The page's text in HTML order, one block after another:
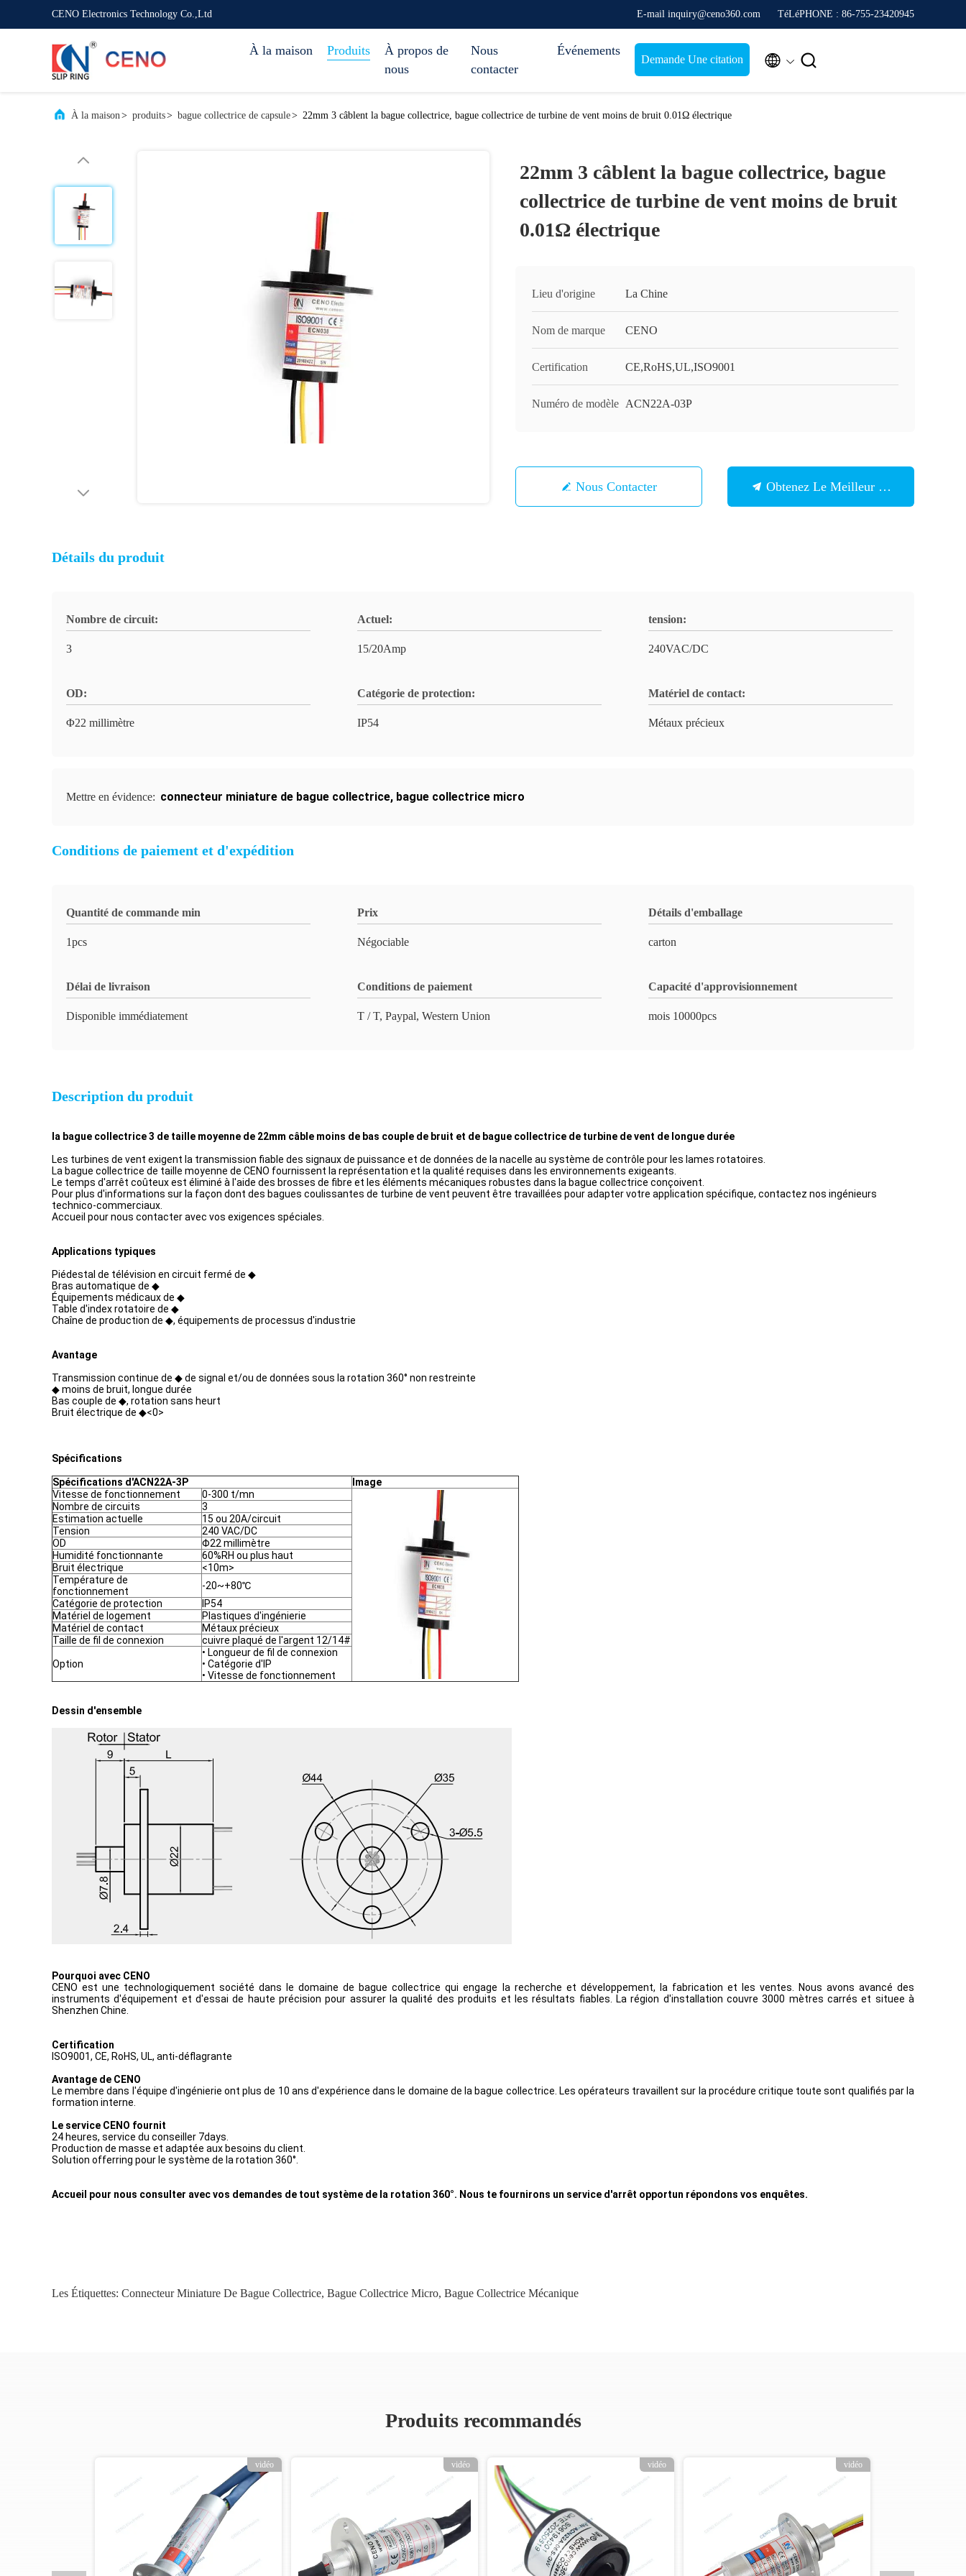
CENO Electronics Technology Co.,Ltd E-mail inquiry@ceno360.com TéLéPHONE : 86-755-23420945
À la maison Produits
À propos de
nous
Nous
contacter
Événements
Demande Une citation  
À la maison> produits> bague collectrice de capsule> 22mm 3 câblent la bague collectrice, bague collectrice de turbine de vent moins de bruit 0.01Ω électrique
22mm 3 câblent la bague collectrice, bague
collectrice de turbine de vent moins de bruit
0.01Ω électrique
Lieu d'origine La Chine
Nom de marque CENO
Certification CE,RoHS,UL,ISO9001
Numéro de modèle ACN22A-03P
Nous Contacter Obtenez Le Meilleur Prix
Détails du produit
Nombre de circuit:
3
Actuel:
15/20Amp
tension:
240VAC/DC
OD:
Φ22 millimètre
Catégorie de protection:
IP54
Matériel de contact:
Métaux précieux
Mettre en évidence: connecteur miniature de bague collectrice, bague collectrice micro
Conditions de paiement et d'expédition
Quantité de commande min
1pcs
Prix
Négociable
Détails d'emballage
carton
Délai de livraison
Disponible immédiatement
Conditions de paiement
T / T, Paypal, Western Union
Capacité d'approvisionnement
mois 10000pcs
Description du produit
la bague collectrice 3 de taille moyenne de 22mm câble moins de bas couple de bruit et de bague collectrice de turbine de vent de longue durée
Les turbines de vent exigent la transmission fiable des signaux de puissance et de données de la nacelle au système de contrôle pour les lames rotatoires.
La bague collectrice de taille moyenne de CENO fournissent la représentation et la qualité requises dans les environnements exigeants.
Le temps d'arrêt coûteux est éliminé à l'aide des brosses de fibre et les éléments mécaniques robustes dans la bague collectrice conçoivent.
Pour plus d'informations sur la façon dont des bagues coulissantes de turbine de vent peuvent être travaillées pour adapter votre application spécifique, contactez nos ingénieurs
technico-commerciaux.
Accueil pour nous contacter avec vos exigences spéciales.
Applications typiques
Piédestal de télévision en circuit fermé de ◆
Bras automatique de ◆
Équipements médicaux de ◆
Table d'index rotatoire de ◆
Chaîne de production de ◆, équipements de processus d'industrie
Avantage
Transmission continue de ◆ de signal et/ou de données sous la rotation 360° non restreinte
◆ moins de bruit, longue durée
Bas couple de ◆, rotation sans heurt
Bruit électrique de ◆<0>
Spécifications
Spécifications d'ACN22A-3P
Image
Vitesse de fonctionnement
0-300 t/mn
Nombre de circuits
3
Estimation actuelle
15 ou 20A/circuit
Tension
240 VAC/DC
OD
Φ22 millimètre
Humidité fonctionnante
60%RH ou plus haut
Bruit électrique
<10m>
Température de
fonctionnement
-20~+80℃
Catégorie de protection
IP54
Matériel de logement
Plastiques d'ingénierie
Matériel de contact
Métaux précieux
Taille de fil de connexion
cuivre plaqué de l'argent 12/14#
Option
• Longueur de fil de connexion
• Catégorie d'IP
• Vitesse de fonctionnement
Dessin d'ensemble
Pourquoi avec CENO
CENO est une technologiquement société dans le domaine de bague collectrice qui engage la recherche et développement, la fabrication et les ventes. Nous avons avancé des
instruments d'équipement et d'essai de haute précision pour assurer la qualité des produits et les résultats fiables. La région d'installation couvre 3000 mètres carrés et situee à
Shenzhen Chine.
Certification
ISO9001, CE, RoHS, UL, anti-déflagrante
Avantage de CENO
Le membre dans l'équipe d'ingénierie ont plus de 10 ans d'expérience dans le domaine de la bague collectrice. Les opérateurs travaillent sur la procédure critique toute sont qualifiés par la
formation interne.
Le service CENO fournit
24 heures, service du conseiller 7days.
Production de masse et adaptée aux besoins du client.
Solution offerring pour le système de la rotation 360°.
Accueil pour nous consulter avec vos demandes de tout système de la rotation 360°. Nous te fournirons un service d'arrêt opportun répondons vos enquêtes.
Les Étiquettes: Connecteur Miniature De Bague Collectrice, Bague Collectrice Micro, Bague Collectrice Mécanique
Produits recommandés
vidéo vidéo vidéo vidéo